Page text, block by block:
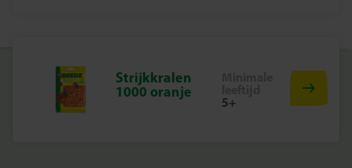
Strijkkralen
1000 oranje
5+